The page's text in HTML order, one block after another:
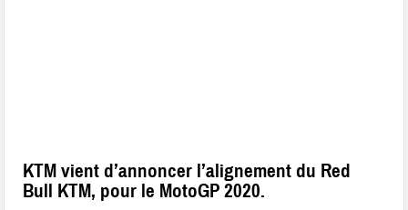
KTM vient d’annoncer l’alignement du Red
Bull KTM, pour le MotoGP 2020.